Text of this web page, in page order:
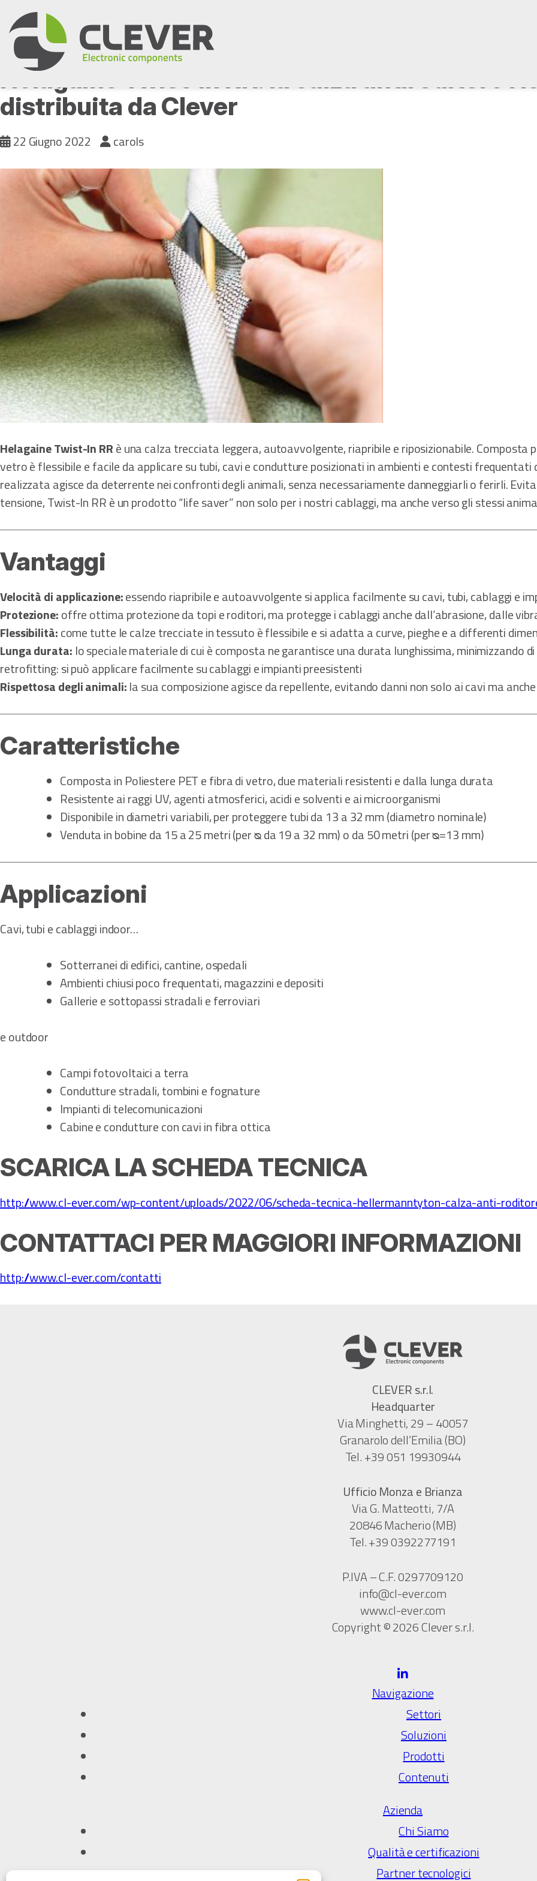
to
content
Helagaine Twist-In RR: la calza antiroditore
distribuita da Clever
22 Giugno 2022 carols
Helagaine Twist-In RRè una calza trecciata leggera, autoavvolgente, riapribile e riposizionabile. Composta
vetro è flessibile e facile da applicare su tubi, cavi e condutture posizionati in ambienti e contesti
realizzata agisce da deterrente nei confronti degli animali, senza necessariamente danneggiarli o ferirli.
tensione, Twist-In RR è un prodotto “life saver” non solo per i nostri cablaggi, ma anche verso gli stessi
Vantaggi
Velocità di applicazione:essendo riapribile e autoavvolgente si applica facilmente su cavi, tubi, cablaggi e
Protezione:offre ottima protezione da topi e roditori, ma protegge i cablaggi anche dall’abrasione, dalle
Flessibilità:come tutte le calze trecciate in tessuto è flessibile e si adatta a curve, pieghe e a differenti
Lunga durata: lo speciale materiale di cui è composta ne garantisce una durata lunghissima, minimizzando
retrofitting: si può applicare facilmente su cablaggi e impianti preesistenti
Rispettosa degli animali:la sua composizione agisce da repellente, evitando danni non solo ai cavi ma
Caratteristiche
Composta in Poliestere PET e fibra di vetro, due materiali resistenti e dalla lunga durata
Resistente ai raggi UV, agenti atmosferici, acidi e solventi e ai microorganismi
Disponibile in diametri variabili, per proteggere tubi da 13 a 32 mm (diametro nominale)
Venduta in bobine da 15 a 25 metri (per ᴓ da 19 a 32 mm) o da 50 metri (per ᴓ=13 mm)
Applicazioni
Cavi, tubi e cablaggi indoor…
Sotterranei di edifici, cantine, ospedali
Ambienti chiusi poco frequentati, magazzini e depositi
Gallerie e sottopassi stradali e ferroviari
e outdoor
Campi fotovoltaici a terra
Condutture stradali, tombini e fognature
Impianti di telecomunicazioni
Cabine e condutture con cavi in fibra ottica
SCARICA LA SCHEDA TECNICA
http://www.cl-ever.com/wp-content/uploads/2022/06/scheda-tecnica-hellermanntyton-calza-anti-
CONTATTACI PER MAGGIORI INFORMAZIONI
http://www.cl-ever.com/contatti
CLEVER s.r.l.
Headquarter
Via Minghetti, 29 – 40057
Granarolo dell’Emilia (BO)
Tel. +39 051 19930944
Ufficio Monza e Brianza
Via G. Matteotti, 7/A
20846 Macherio (MB)
Tel. +39 0392277191
P.IVA – C.F. 0297709120
info@cl-ever.com
www.cl-ever.com
Copyright © 2026 Clever s.r.l.
Navigazione
Settori
Soluzioni
Prodotti
Contenuti
Azienda
Chi Siamo
Qualità e certificazioni
Partner tecnologici